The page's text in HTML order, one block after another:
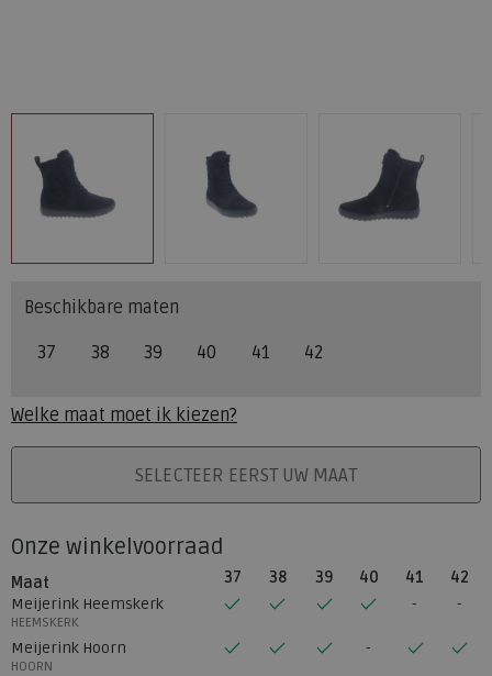
Beschikbare maten
37 38 39 40 41 42
Welke maat moet ik kiezen?
PLAATS IN WINKELMANDSELECTEER EERST UW MAAT
Onze winkelvoorraad
Maat 37 38 39 40 41
42
Meijerink Heemskerk
HEEMSKERK
Meijerink Hoorn
HOORN